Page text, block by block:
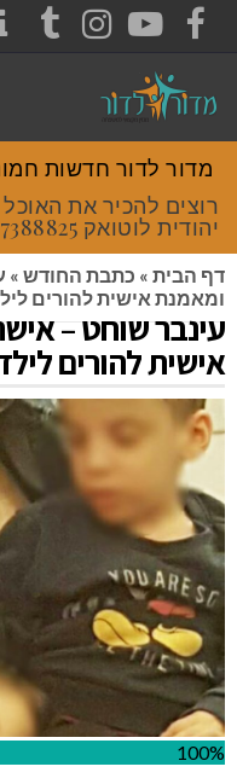
FACEBOOK
YOUTUBE
מדור לדור חדשות
רוצים להכיר את
יהודית לוטואק 054-7388825.
דף הבית » כתבת החודש »
ומאמנת אישית להורים
עינבר שוחט –
אישית להורים
100%